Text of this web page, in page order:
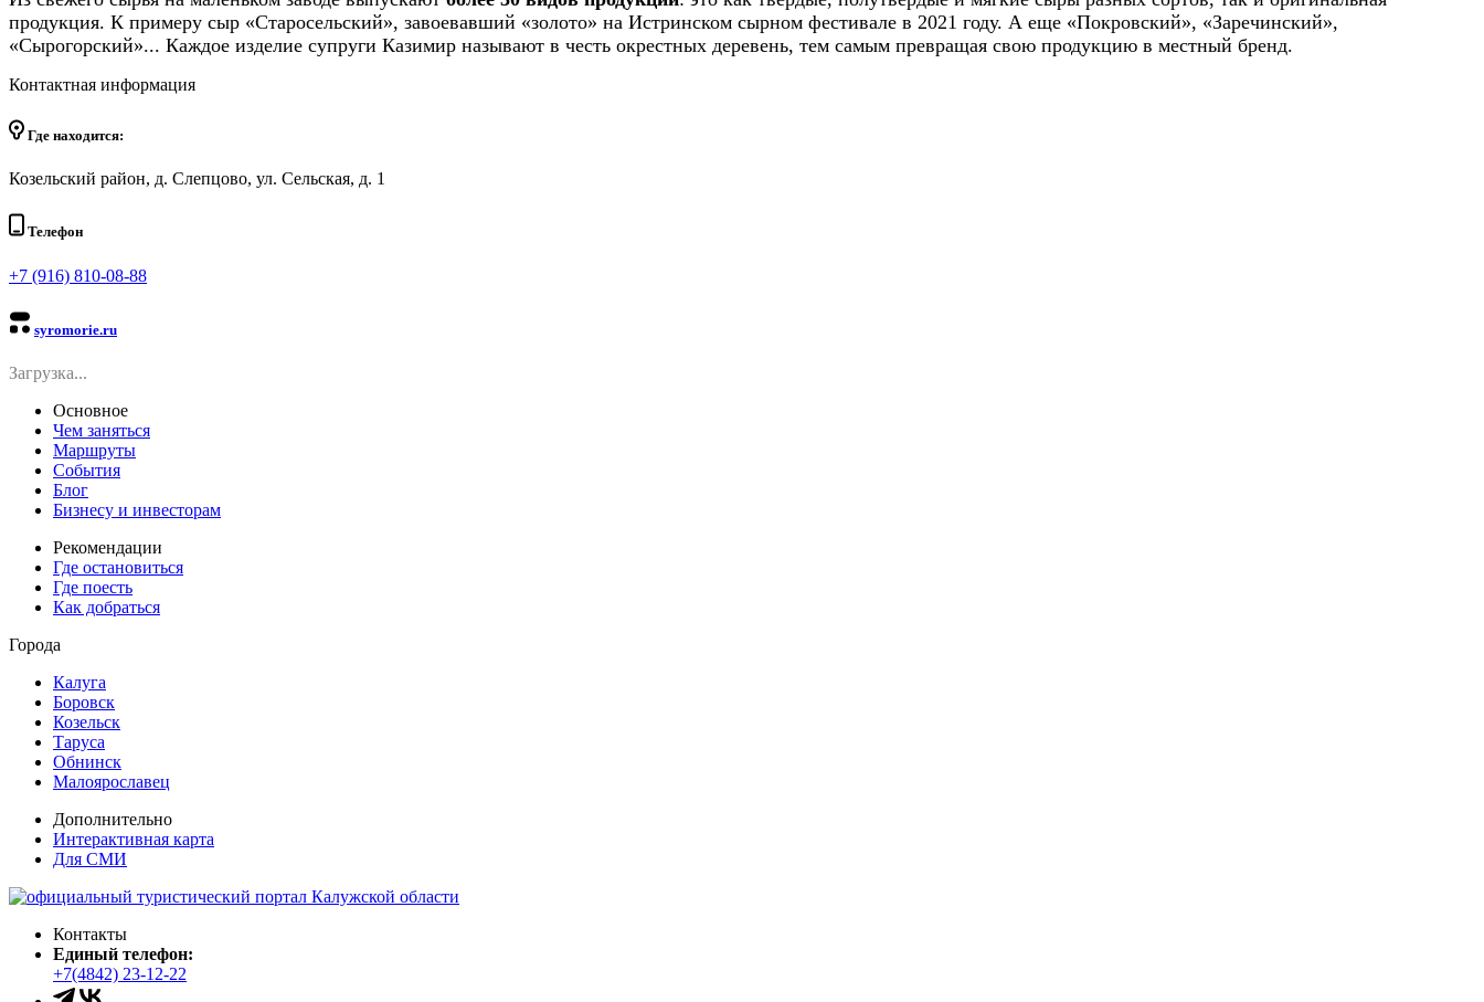
продукция. К примеру сыр «Старосельский», завоевавший «золото» на Истринском сырном фестивале в 2021 году. А еще «Покровский», «Заречинский»,
«Сырогорский»... Каждое изделие супруги Казимир называют в честь окрестных деревень, тем самым превращая свою продукцию в местный бренд.
Контактная информация
Где находится:
Козельский район, д. Слепцово, ул. Сельская, д. 1
Телефон
+7 (916) 810-08-88
syromorie.ru
Загрузка...
Основное
Чем заняться
Маршруты
События
Блог
Бизнесу и инвесторам
Рекомендации
Где остановиться
Где поесть
Как добраться
Города
Калуга
Боровск
Козельск
Таруса
Обнинск
Малоярославец
Дополнительно
Интерактивная карта
Для СМИ
Контакты
Единый телефон:
+7(4842) 23-12-22